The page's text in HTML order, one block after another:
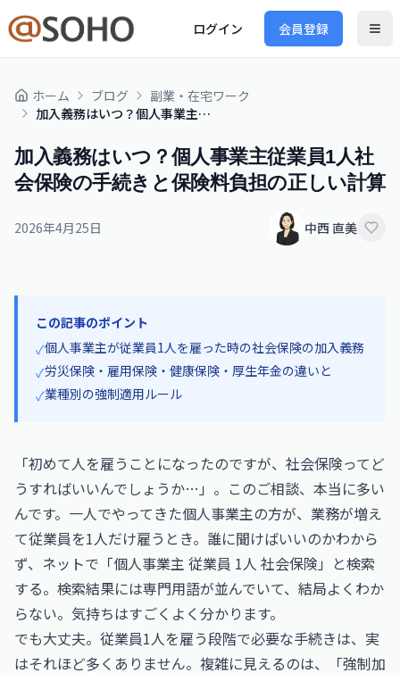
ログイン 会員登録
ホーム ブログ
副業・在宅ワーク
加入義務はいつ？個人事業主従業員1人社会保険の手続きと保険料負担の正しい計算
加入義務はいつ？個人事業主従業員1人社
会保険の手続きと保険料負担の正しい計算
2026年4月25日 中西 直美
この記事のポイント
✓個人事業主が従業員1人を雇った時の社会保険の加入義務
✓労災保険・雇用保険・健康保険・厚生年金の違いと
✓業種別の強制適用ルール
「初めて人を雇うことになったのですが、社会保険ってど
うすればいいんでしょうか…」。このご相談、本当に多い
んです。一人でやってきた個人事業主の方が、業務が増え
て従業員を1人だけ雇うとき。誰に聞けばいいのかわから
ず、ネットで「個人事業主 従業員 1人 社会保険」と検索
する。検索結果には専門用語が並んでいて、結局よくわか
らない。気持ちはすごくよく分かります。
でも大丈夫。従業員1人を雇う段階で必要な手続きは、実
はそれほど多くありません。複雑に見えるのは、「強制加